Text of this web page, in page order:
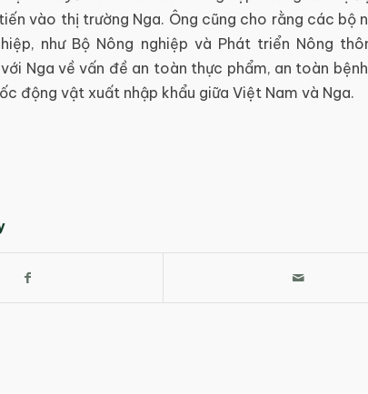
vào thị trường Nga. Ông cũng cho rằng các bộ
như Bộ Nông nghiệp và Phát triển Nông
Nga về vấn đề an toàn thực phẩm, an toàn
động vật xuất nhập khẩu giữa Việt Nam và Nga.